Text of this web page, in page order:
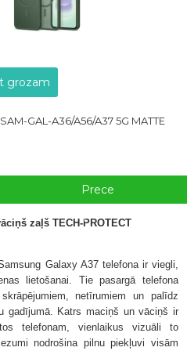
GAL-A36/A56/A37 5G MATTE
Prece
ir
zaļš TECH-PROTECT
Galaxy A37 telefona ir viegli,
lietošanai. Tie pasargā telefona
netīrumiem un palīdz
gadījumā. Katrs maciņš un vāciņš ir
telefonam, vienlaikus vizuāli to
nodrošina pilnu piekļuvi visām